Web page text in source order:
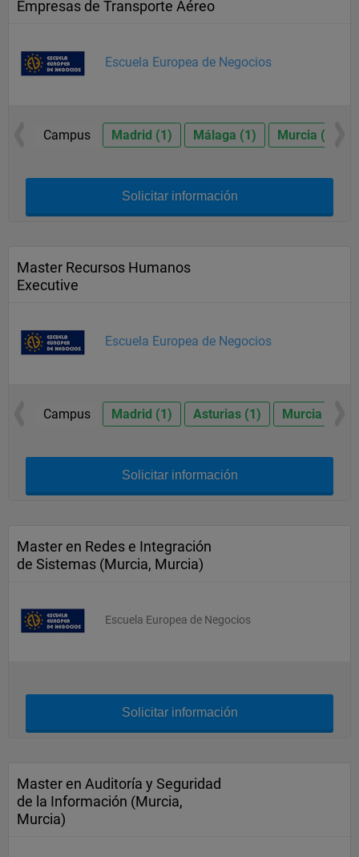
Empresas de Transporte Aéreo
Escuela Europea de Negocios
Campus Madrid (1) Málaga (1) Murcia (1)
Solicitar información
Master Recursos Humanos
Executive
Escuela Europea de Negocios
Campus Madrid (1) Asturias (1) Murcia (1)
Solicitar información
Master en Redes e Integración
de Sistemas (Murcia, Murcia)
Escuela Europea de Negocios
Solicitar información
Master en Auditoría y Seguridad
de la Información (Murcia,
Murcia)